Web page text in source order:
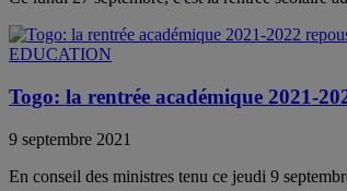
EDUCATION
Togo: la rentrée académique 2021-
9 septembre 2021
En conseil des ministres tenu ce jeudi 9